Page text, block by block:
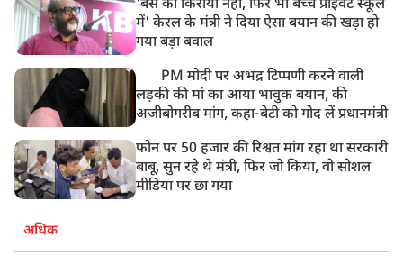
'बस का किराया नहीं, फिर भी बच्चे प्राइवेट स्कूल
में' केरल के मंत्री ने दिया ऐसा बयान की खड़ा हो
गया बड़ा बवाल
PM मोदी पर अभद्र टिप्पणी करने वाली
लड़की की मां का आया भावुक बयान, की
अजीबोगरीब मांग, कहा-बेटी को गोद लें प्रधानमंत्री
फोन पर 50 हजार की रिश्वत मांग रहा था सरकारी
बाबू, सुन रहे थे मंत्री, फिर जो किया, वो सोशल
मीडिया पर छा गया
अधिक